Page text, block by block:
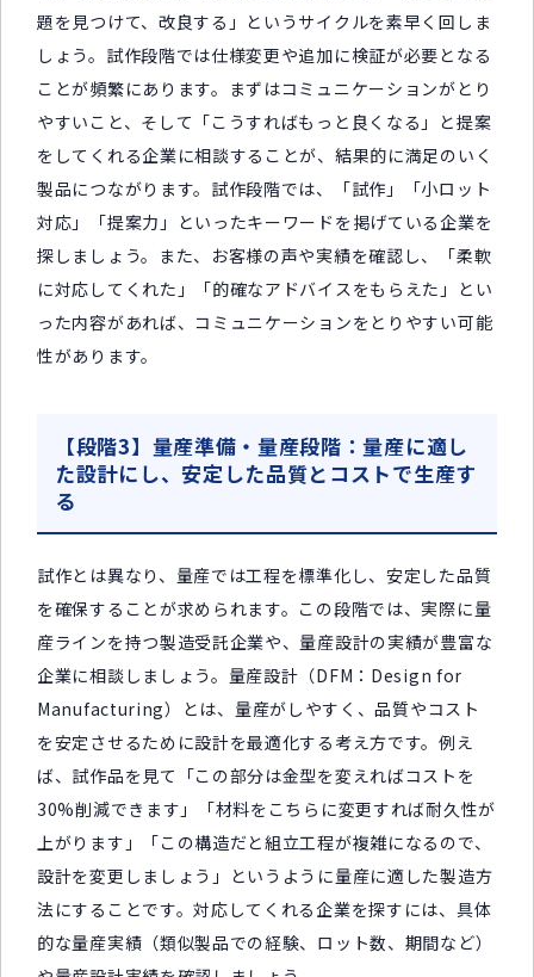
題を見つけて、改良する」というサイクルを素早く回しま
しょう。試作段階では仕様変更や追加に検証が必要となる
ことが頻繁にあります。まずはコミュニケーションがとり
やすいこと、そして「こうすればもっと良くなる」と提案
をしてくれる企業に相談することが、結果的に満足のいく
製品につながります。試作段階では、「試作」「小ロット
対応」「提案力」といったキーワードを掲げている企業を
探しましょう。また、お客様の声や実績を確認し、「柔軟
に対応してくれた」「的確なアドバイスをもらえた」とい
った内容があれば、コミュニケーションをとりやすい可能
性があります。
【段階3】量産準備・量産段階：量産に適し
た設計にし、安定した品質とコストで生産す
る
試作とは異なり、量産では工程を標準化し、安定した品質
を確保することが求められます。この段階では、実際に量
産ラインを持つ製造受託企業や、量産設計の実績が豊富な
企業に相談しましょう。量産設計（DFM：Design for
Manufacturing）とは、量産がしやすく、品質やコスト
を安定させるために設計を最適化する考え方です。例え
ば、試作品を見て「この部分は金型を変えればコストを
30%削減できます」「材料をこちらに変更すれば耐久性が
上がります」「この構造だと組立工程が複雑になるので、
設計を変更しましょう」というように量産に適した製造方
法にすることです。対応してくれる企業を探すには、具体
的な量産実績（類似製品での経験、ロット数、期間など）